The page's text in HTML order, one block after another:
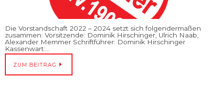
Die Vorstandschaft 2022 – 2024 setzt sich folgendermaßen
zusammen: Vorsitzende: Dominik Hirschinger, Ulrich Naab,
Alexander Memmer Schriftführer: Dominik Hirschinger
Kassenwart:…
ZUM BEITRAG